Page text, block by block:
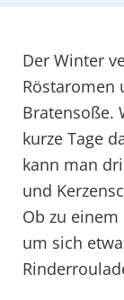
Der Winter
Röstaromen
Bratensoße.
kurze Tage
kann man
und
Ob zu
um sich